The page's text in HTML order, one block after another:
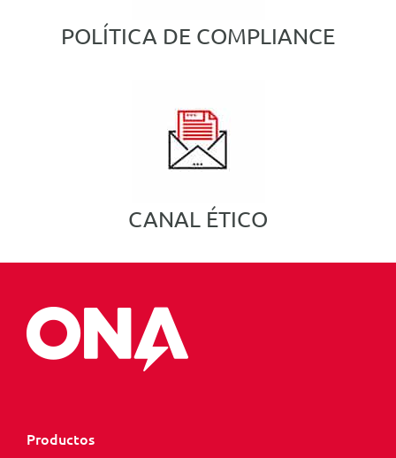
POLÍTICA DE COMPLIANCE
CANAL ÉTICO
Productos